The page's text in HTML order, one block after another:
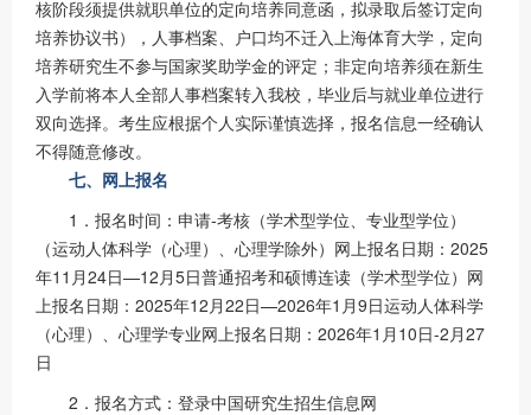
核阶段须提供就职单位的定向培养同意函，拟录取后签订定向
培养协议书），人事档案、户口均不迁入上海体育大学，定向
培养研究生不参与国家奖助学金的评定；非定向培养须在新生
入学前将本人全部人事档案转入我校，毕业后与就业单位进行
双向选择。考生应根据个人实际谨慎选择，报名信息一经确认
不得随意修改。
七、网上报名
1．报名时间：申请-考核（学术型学位、专业型学位）
（运动人体科学（心理）、心理学除外）网上报名日期：2025
年11月24日—12月5日普通招考和硕博连读（学术型学位）网
上报名日期：2025年12月22日—2026年1月9日运动人体科学
（心理）、心理学专业网上报名日期：2026年1月10日-2月27
日
2．报名方式：登录中国研究生招生信息网